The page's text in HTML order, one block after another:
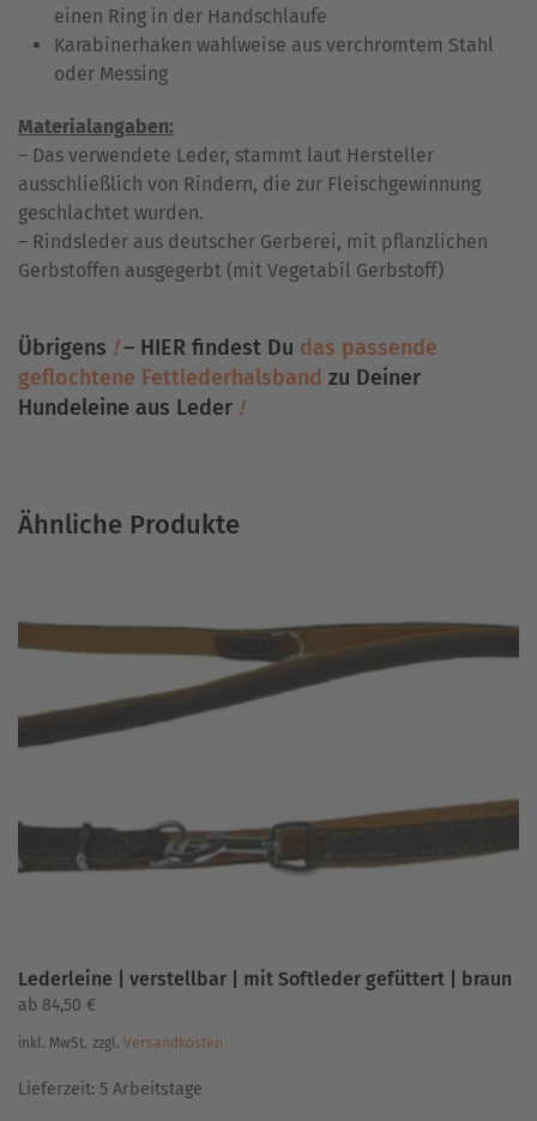
einen Ring in der Handschlaufe
Karabinerhaken wahlweise aus verchromtem Stahl
oder Messing
Materialangaben:
– Das verwendete Leder, stammt laut Hersteller
ausschließlich von Rindern, die zur Fleischgewinnung
geschlachtet wurden.
– Rindsleder aus deutscher Gerberei, mit pflanzlichen
Gerbstoffen ausgegerbt (mit Vegetabil Gerbstoff)
Übrigens !– HIER findest Du das passende
geflochtene Fettlederhalsband zu Deiner
Hundeleine aus Leder !
Ähnliche Produkte
Lederleine | verstellbar | mit Softleder gefüttert | braun
ab 84,50 €
inkl. MwSt. zzgl. Versandkosten
Lieferzeit: 5 Arbeitstage